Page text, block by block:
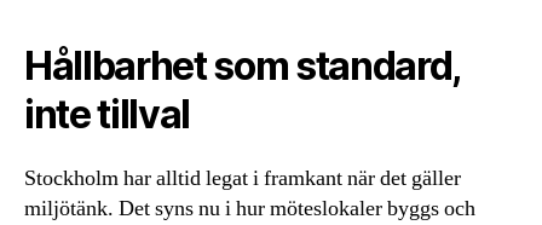
Hållbarhet som standard,
inte tillval
Stockholm har alltid legat i framkant när det gäller
miljötänk. Det syns nu i hur möteslokaler byggs och